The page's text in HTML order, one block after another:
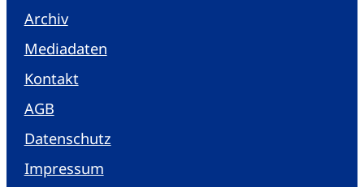
Archiv
Mediadaten
Kontakt
AGB
Datenschutz
Impressum